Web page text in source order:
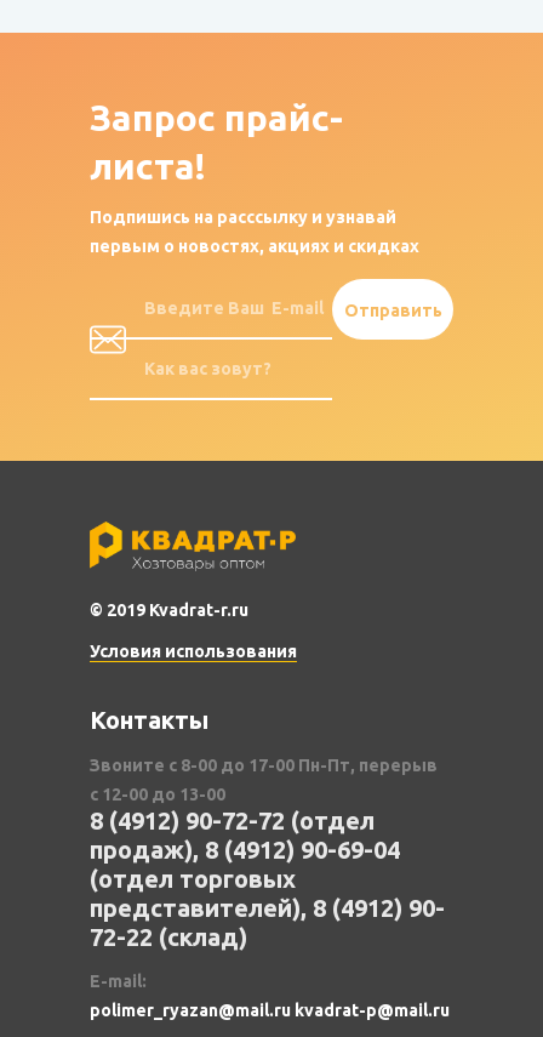
Запрос прайс-
листа!
Подпишись на расссылку и узнавай
первым о новостях, акциях и скидках
© 2019 Kvadrat-r.ru
Условия использования
Контакты
Звоните с 8-00 до 17-00 Пн-Пт, перерыв
с 12-00 до 13-00
8 (4912) 90-72-72 (отдел
продаж), 8 (4912) 90-69-04
(отдел торговых
представителей), 8 (4912) 90-
72-22 (склад)
E-mail:
polimer_ryazan@mail.ru kvadrat-p@mail.ru